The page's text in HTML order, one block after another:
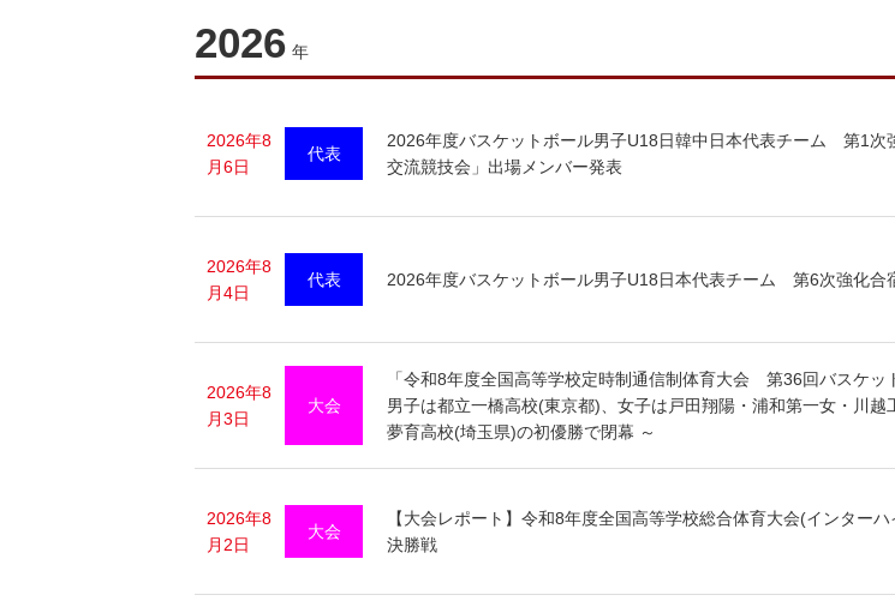
2026 年
2026年8
月6日
代表
2026年度バスケットボール男子U18日韓中日本代表チーム 第1次
交流競技会」出場メンバー発表
2026年8
月4日
代表 2026年度バスケットボール男子U18日本代表チーム 第6次強化
2026年8
月3日
大会
「令和8年度全国高等学校定時制通信制体育大会 第36回バスケ
男子は都立一橋高校(東京都)、女子は戸田翔陽・浦和第一女・川越
夢育高校(埼玉県)の初優勝で閉幕 ～
2026年8
月2日
大会
【大会レポート】令和8年度全国高等学校総合体育大会(インター
決勝戦